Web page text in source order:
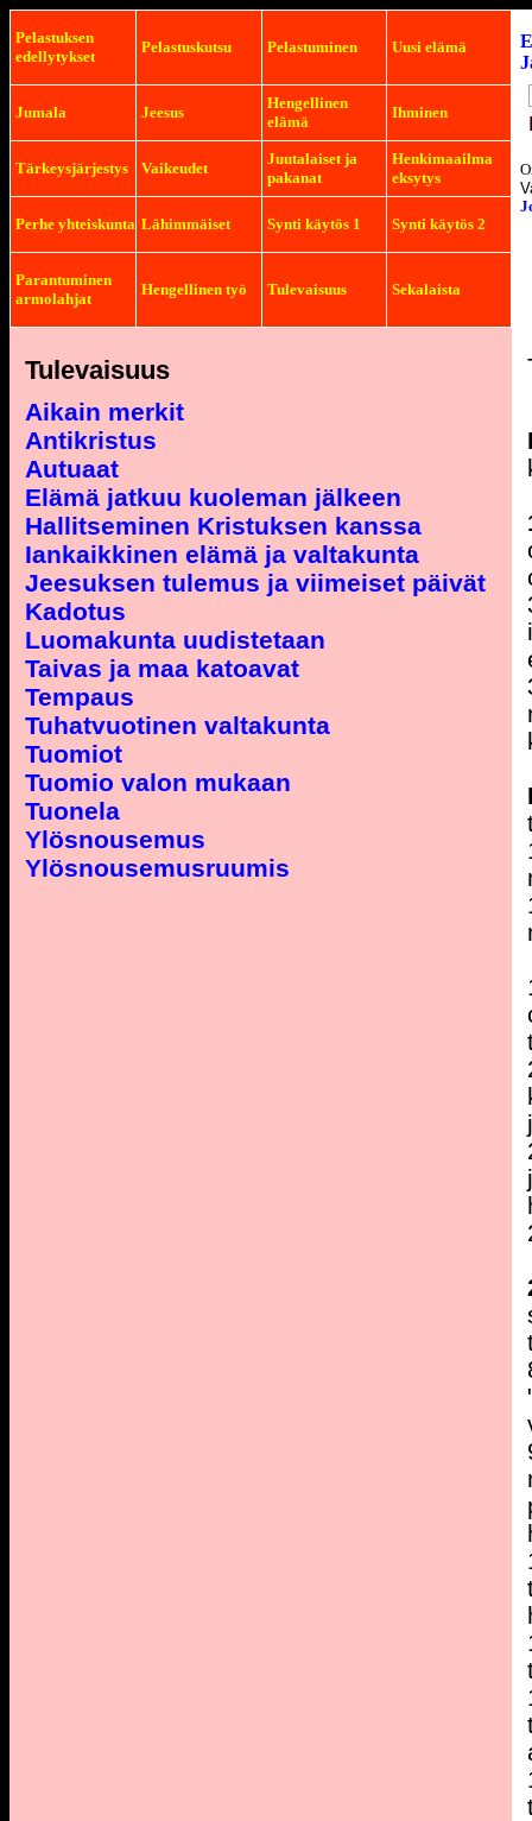
Pelastuksen
edellytykset
Pelastuskutsu Pelastuminen Uusi elämä
Jumala Jeesus
Hengellinen
elämä
Ihminen
Tärkeysjärjestys Vaikeudet
Juutalaiset ja
pakanat
Henkimaailma
eksytys
Perhe yhteiskunta Lähimmäiset Synti käytös 1 Synti käytös 2
Parantuminen
armolahjat
Hengellinen työ Tulevaisuus Sekalaista
Tulevaisuus
Aikain merkit
Antikristus
Autuaat
Elämä jatkuu kuoleman jälkeen
Hallitseminen Kristuksen kanssa
Iankaikkinen elämä ja valtakunta
Jeesuksen tulemus ja viimeiset päivät
Kadotus
Luomakunta uudistetaan
Taivas ja maa katoavat
Tempaus
Tuhatvuotinen valtakunta
Tuomiot
Tuomio valon mukaan
Tuonela
Ylösnousemus
Ylösnousemusruumis